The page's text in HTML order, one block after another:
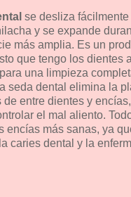
se desliza
y se expande
más amplia. Es un
que tengo los dientes
una limpieza
seda dental elimina la
de entre dientes y
el mal aliento.
encías más sanas, ya
caries dental y la